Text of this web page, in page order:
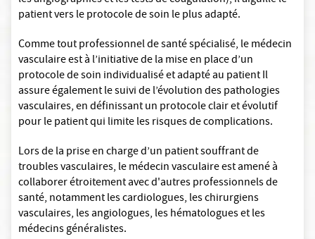
patient vers le protocole de soin le plus adapté.
Comme tout professionnel de santé spécialisé, le médecin
vasculaire est à l’initiative de la mise en place d’un
protocole de soin individualisé et adapté au patient Il
assure également le suivi de l’évolution des pathologies
vasculaires, en définissant un protocole clair et évolutif
pour le patient qui limite les risques de complications.
Lors de la prise en charge d’un patient souffrant de
troubles vasculaires, le médecin vasculaire est amené à
collaborer étroitement avec d'autres professionnels de
santé, notamment les cardiologues, les chirurgiens
vasculaires, les angiologues, les hématologues et les
médecins généralistes.